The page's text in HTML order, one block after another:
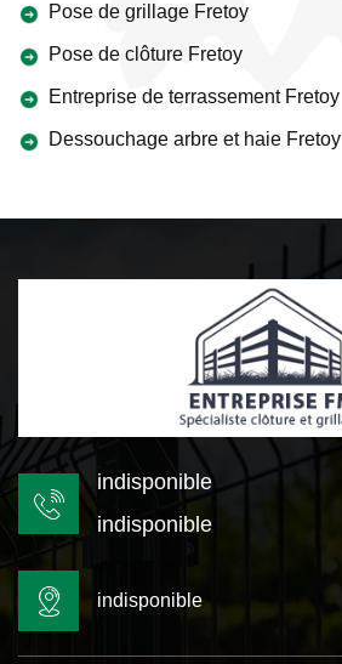
Pose de grillage Fretoy
Pose de clôture Fretoy
Entreprise de terrassement Fretoy
Dessouchage arbre et haie Fretoy
indisponible
indisponible
indisponible